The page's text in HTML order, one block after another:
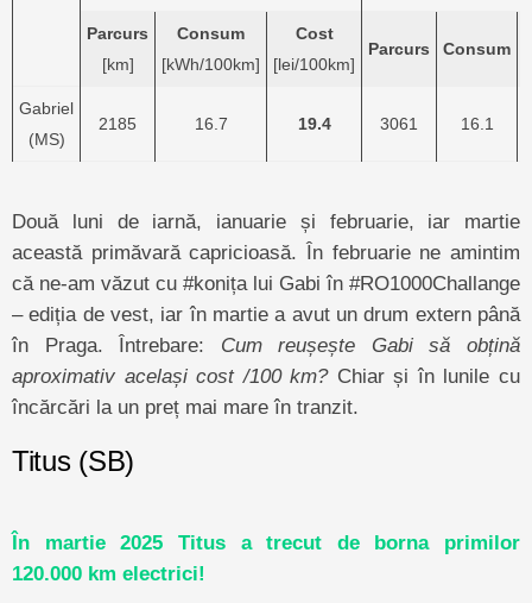
Parcurs
[km]
Consum
[kWh/100km]
Cost
[lei/100km]
Parcurs Consum
Gabriel
(MS)
2185 16.7 19.4 3061 16.1
Două luni de iarnă, ianuarie și februarie, iar martie
această primăvară capricioasă. În februarie ne amintim
că ne-am văzut cu #konița lui Gabi în #RO1000Challange
– ediția de vest, iar în martie a avut un drum extern până
în Praga. Întrebare: Cum reușește Gabi să obțină
aproximativ același cost /100 km?Chiar și în lunile cu
încărcări la un preț mai mare în tranzit.
Titus (SB)
În martie 2025 Titus a trecut de borna primilor
120.000 km electrici!